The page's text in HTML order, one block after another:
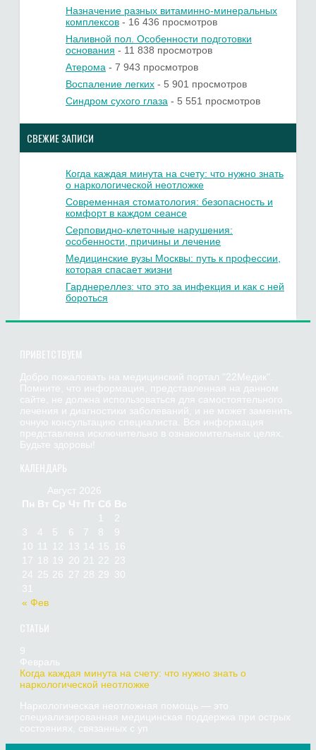
Назначение разных витаминно-минеральных
комплексов - 16 436 просмотров
Наливной пол. Особенности подготовки
основания - 11 838 просмотров
Атерома - 7 943 просмотров
Воспаление легких - 5 901 просмотров
Синдром сухого глаза - 5 551 просмотров
СВЕЖИЕ ЗАПИСИ
Когда каждая минута на счету: что нужно знать
о наркологической неотложке
Современная стоматология: безопасность и
комфорт в каждом сеансе
Серповидно-клеточные нарушения:
особенности, причины и лечение
Медицинские вузы Москвы: путь к профессии,
которая спасает жизни
Гарднереллез: что это за инфекция и как с ней
бороться
ПРИВЕТСТВУЕМ
Добро пожаловать на медицинский портал "22Медик".
Помните, что информация, представленная на данном
сайте, не должна использоваться для самостоятельного
лечения и диагностики заболеваний, и не может заменить
очную консультацию специалиста. Вся информация
представлена исключительно в ознакомительных целях.
Будьте здоровы!
КАЛЕНДАРЬ
Август 2026
Пн Вт Ср Чт Пт Сб Вс
« Фев
2
3
4 5 6 7 8
9
10
12 13 14 15
16
17
18 19 20 21 22 23
24 25 26 27 28 29 30
31
СТАТЬИ
9
Февраль
Когда каждая минута на счету: что нужно знать о
наркологической неотложке
Наркологическая неотложная помощь — это
специализированная медицинская поддержка при острых
состояниях, связанных с уп